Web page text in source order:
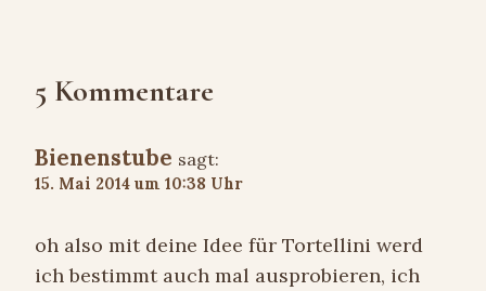
5 Kommentare
Bienenstube sagt:
15. Mai 2014 um 10:38 Uhr
oh also mit deine Idee für Tortellini werd
ich bestimmt auch mal ausprobieren, ich